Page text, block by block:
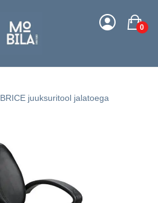
0
BRICE juuksuritool jalatoega